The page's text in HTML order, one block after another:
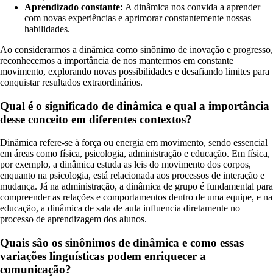
Aprendizado constante: A dinâmica nos convida a aprender
com novas experiências e aprimorar constantemente nossas
habilidades.
Ao considerarmos a dinâmica como sinônimo de inovação e progresso,
reconhecemos a importância de nos mantermos em constante
movimento, explorando novas possibilidades e desafiando limites para
conquistar resultados extraordinários.
Qual é o significado de dinâmica e qual a importância
desse conceito em diferentes contextos?
Dinâmica refere-se à força ou energia em movimento, sendo essencial
em áreas como física, psicologia, administração e educação. Em física,
por exemplo, a dinâmica estuda as leis do movimento dos corpos,
enquanto na psicologia, está relacionada aos processos de interação e
mudança. Já na administração, a dinâmica de grupo é fundamental para
compreender as relações e comportamentos dentro de uma equipe, e na
educação, a dinâmica de sala de aula influencia diretamente no
processo de aprendizagem dos alunos.
Quais são os sinônimos de dinâmica e como essas
variações linguísticas podem enriquecer a
comunicação?